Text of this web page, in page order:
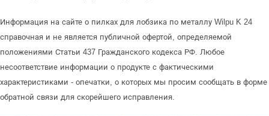
Информация на сайте о пилках для лобзика по металлу Wilpu K 24
справочная и не является публичной офертой, определяемой
положениями Статьи 437 Гражданского кодекса РФ. Любое
несоответствие информации о продукте с фактическими
характеристиками - опечатки, о которых мы просим сообщать в форме
обратной связи для скорейшего исправления.